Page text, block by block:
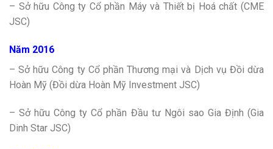
– Sở hữu Công ty Cổ phần Máy và Thiết bị Hoá chất (CME
JSC)
Năm 2016
– Sở hữu Công ty Cổ phần Thương mại và Dịch vụ Đồi dừa
Hoàn Mỹ (Đồi dừa Hoàn Mỹ Investment JSC)
– Sở hữu Công ty Cổ phần Đầu tư Ngôi sao Gia Định (Gia
Dinh Star JSC)